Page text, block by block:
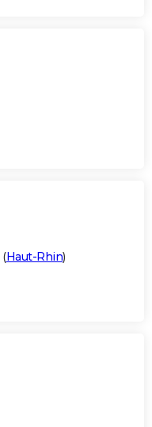
(Haut-Rhin)